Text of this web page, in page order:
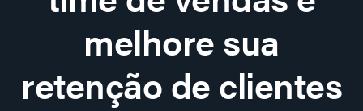
melhore sua
retenção de clientes